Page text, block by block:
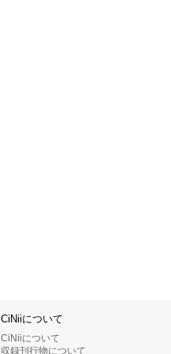
CiNiiについて
CiNiiについて
収録刊行物について